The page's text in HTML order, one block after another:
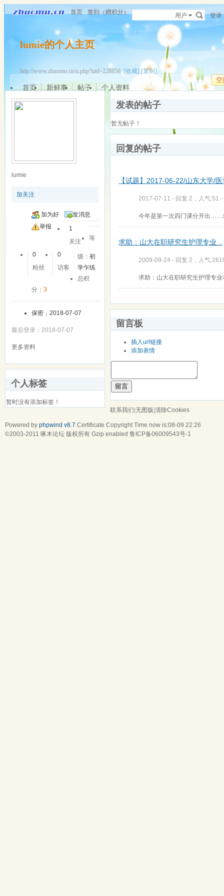
首页 签到（赠积分） 用户 登录
lumie的个人主页
http://www.zhuomu.cn/u.php?uid=228858[收藏] [复制]
空
首页 新鲜事 帖子 个人资料
lumie
加关注
加为好
友
发消息
举报
1
关注
0
粉丝
0
访客
等
级：初
学乍练
总积
分： 3
保密，2018-07-07
最后登录：2018-07-07
更多资料
个人标签
暂时没有添加标签！
发表的帖子
暂无帖子！
回复的帖子
【试题】2017-06-22/山东大学/
2017-07-11 - 回复:2，人气:51 -
今年是第一次四门课分开出……
求助：山大在职研究生护理专业 ..
2009-09-24 - 回复:2，人气
求助：山大在职研究生护理专
留言板
插入url链接
添加表情
留言
联系我们|无图版|清除Cookies
Powered by phpwind v8.7 Certificate Copyright Time now is:08-09 22:26
©2003-2011 啄木论坛 版权所有 Gzip enabled 鲁ICP备06009543号-1